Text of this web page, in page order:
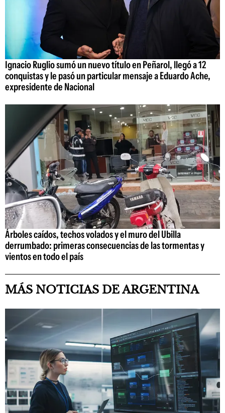
Ignacio Ruglio sumó un nuevo título en Peñarol, llegó a 12
conquistas y le pasó un particular mensaje a Eduardo Ache,
expresidente de Nacional
Árboles caídos, techos volados y el muro del Ubilla
derrumbado: primeras consecuencias de las tormentas y
vientos en todo el país
MÁS NOTICIAS DE ARGENTINA